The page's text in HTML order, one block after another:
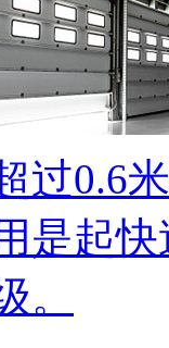
过0.6
是起
。